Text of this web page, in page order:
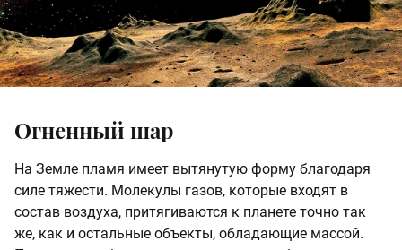
Огненный шар
На Земле пламя имеет вытянутую форму благодаря
силе тяжести. Молекулы газов, которые входят в
состав воздуха, притягиваются к планете точно так
же, как и остальные объекты, обладающие массой.